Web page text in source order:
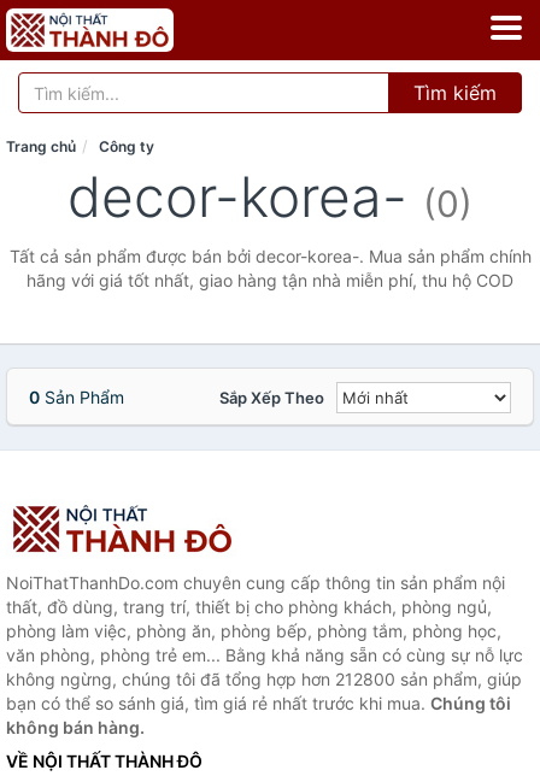
Tìm kiếm
Trang chủ Công ty
decor-korea- (0)
Tất cả sản phẩm được bán bởi decor-korea-. Mua sản phẩm chính
hãng với giá tốt nhất, giao hàng tận nhà miễn phí, thu hộ COD
0 Sản Phẩm Sắp Xếp Theo
NoiThatThanhDo.com chuyên cung cấp thông tin sản phẩm nội
thất, đồ dùng, trang trí, thiết bị cho phòng khách, phòng ngủ,
phòng làm việc, phòng ăn, phòng bếp, phòng tắm, phòng học,
văn phòng, phòng trẻ em... Bằng khả năng sẵn có cùng sự nỗ lực
không ngừng, chúng tôi đã tổng hợp hơn 212800 sản phẩm, giúp
bạn có thể so sánh giá, tìm giá rẻ nhất trước khi mua. Chúng tôi
không bán hàng.
VỀ NỘI THẤT THÀNH ĐÔ